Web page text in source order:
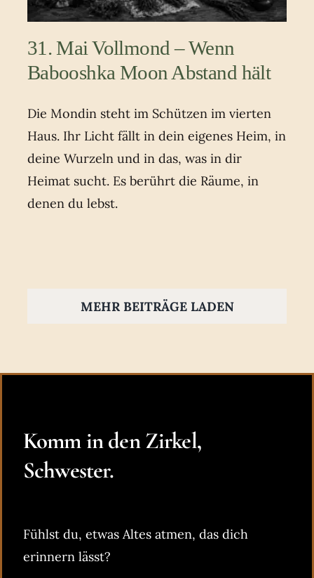
31. Mai Vollmond – Wenn
Babooshka Moon Abstand hält
Die Mondin steht im Schützen im vierten
Haus. Ihr Licht fällt in dein eigenes Heim, in
deine Wurzeln und in das, was in dir
Heimat sucht. Es berührt die Räume, in
denen du lebst.
MEHR BEITRÄGE LADEN
Komm in den Zirkel,
Schwester.
Fühlst du, etwas Altes atmen, das dich
erinnern lässt?